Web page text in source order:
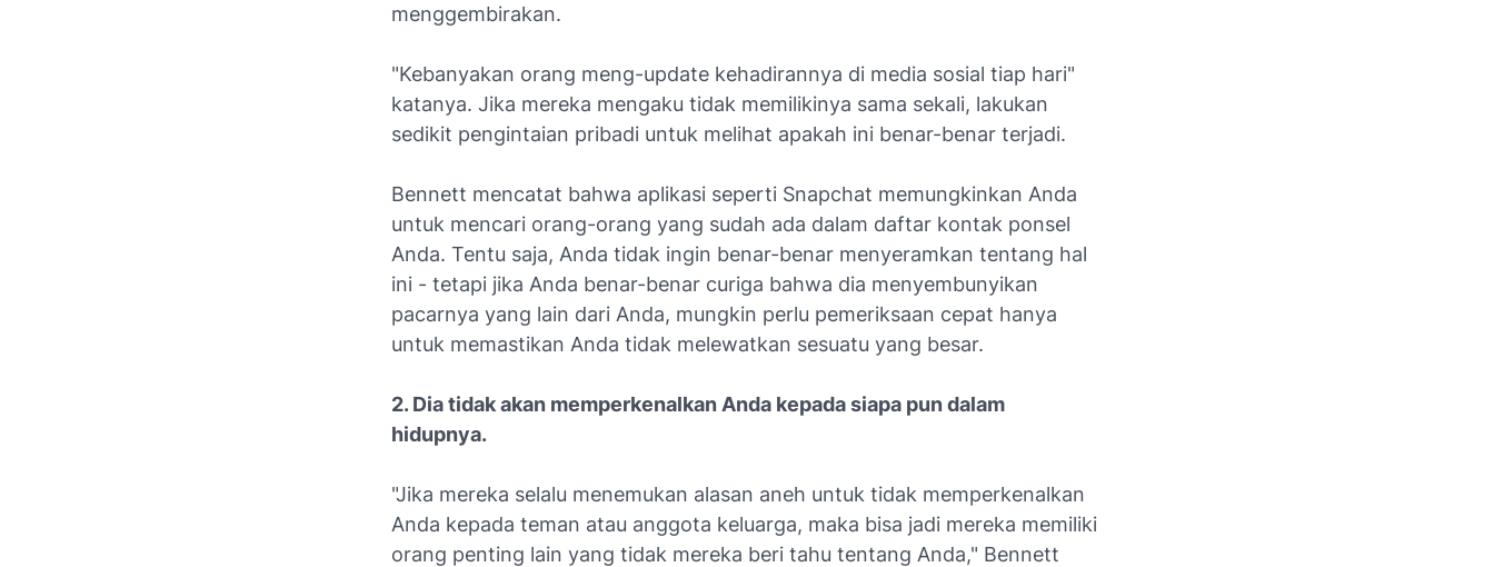
menggembirakan.
"Kebanyakan orang meng-update kehadirannya di media sosial tiap hari"
katanya. Jika mereka mengaku tidak memilikinya sama sekali, lakukan
sedikit pengintaian pribadi untuk melihat apakah ini benar-benar terjadi.
Bennett mencatat bahwa aplikasi seperti Snapchat memungkinkan Anda
untuk mencari orang-orang yang sudah ada dalam daftar kontak ponsel
Anda. Tentu saja, Anda tidak ingin benar-benar menyeramkan tentang hal
ini - tetapi jika Anda benar-benar curiga bahwa dia menyembunyikan
pacarnya yang lain dari Anda, mungkin perlu pemeriksaan cepat hanya
untuk memastikan Anda tidak melewatkan sesuatu yang besar.
2. Dia tidak akan memperkenalkan Anda kepada siapa pun dalam
hidupnya.
"Jika mereka selalu menemukan alasan aneh untuk tidak memperkenalkan
Anda kepada teman atau anggota keluarga, maka bisa jadi mereka memiliki
orang penting lain yang tidak mereka beri tahu tentang Anda," Bennett